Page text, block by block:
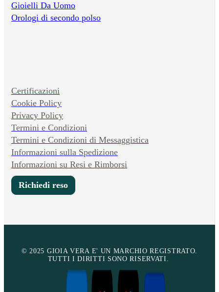
Gioielli Da Uomo
Orologi di secondo polso
Certificazioni
Cookie Policy
Privacy Policy
Termini e Condizioni
Termini e Condizioni di Messaggistica
Informazioni sulla Spedizione
Informazioni su Resi e Rimborsi
Richiedi reso
© 2025 GIOIA VERA E' UN MARCHIO REGISTRATO.
TUTTI I DIRITTI SONO RISERVATI.